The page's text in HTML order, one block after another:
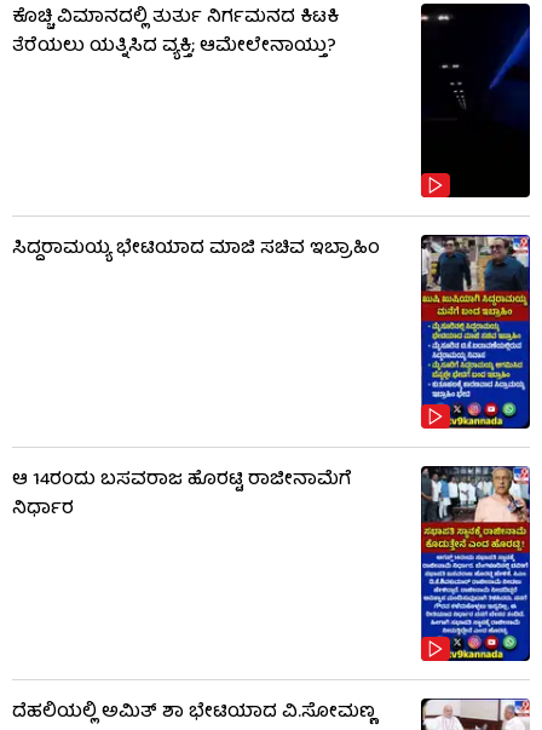
ಕೊಚ್ಚಿ ವಿಮಾನದಲ್ಲಿ ತುರ್ತು ನಿರ್ಗಮನದ ಕಿಟಕಿ
ತೆರೆಯಲು ಯತ್ನಿಸಿದ ವ್ಯಕ್ತಿ; ಆಮೇಲೇನಾಯ್ತು?
ಸಿದ್ದರಾಮಯ್ಯ ಭೇಟಿಯಾದ ಮಾಜಿ ಸಚಿವ ಇಬ್ರಾಹಿಂ
ಆ 14ರಂದು ಬಸವರಾಜ ಹೊರಟ್ಟಿ ರಾಜೀನಾಮೆಗೆ
ನಿರ್ಧಾರ
ದೆಹಲಿಯಲ್ಲಿ ಅಮಿತ್ ಶಾ ಭೇಟಿಯಾದ ವಿ.ಸೋಮಣ್ಣ